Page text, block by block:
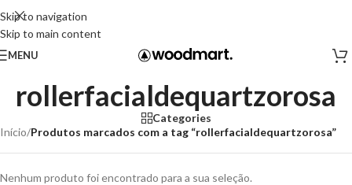
Skip to navigation
Skip to main content
MENU
rollerfacialdequartzorosa
Categories
Início/Produtos marcados com a tag “rollerfacialdequartzorosa”
Nenhum produto foi encontrado para a sua seleção.